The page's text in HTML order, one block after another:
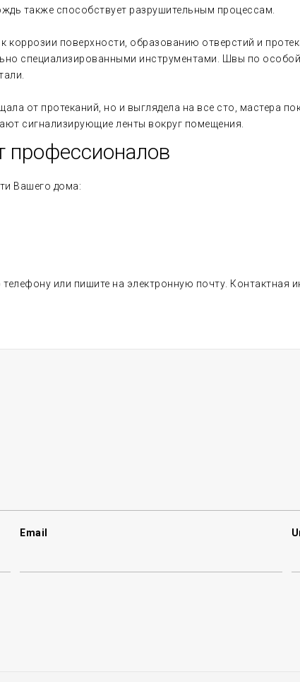
также способствует разрушительным процессам.
коррозии поверхности, образованию отверстий и
специализированными инструментами. Швы по
от протеканий, но и выглядела на все сто, мастера
сигнализирующие ленты вокруг помещения.
профессионалов
Вашего дома:
или пишите на электронную почту. Контактная
Email